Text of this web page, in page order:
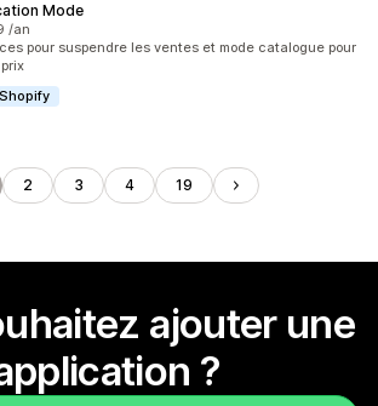
Mode
5
/an
pour suspendre les ventes et mode catalogue pour
2 3 4 19
ajouter une
?